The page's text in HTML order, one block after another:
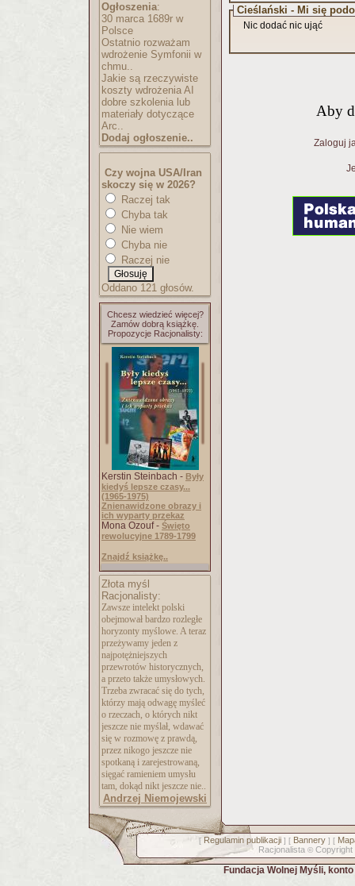
Ogłoszenia:
30 marca 1689r w
Polsce
Ostatnio rozważam
wdrożenie Symfonii w
chmu..
Jakie są rzeczywiste
koszty wdrożenia AI
dobre szkolenia lub
materiały dotyczące
Arc..
Dodaj ogłoszenie..
Czy wojna USA/Iran
skoczy się w 2026?
Raczej tak
Chyba tak
Nie wiem
Chyba nie
Raczej nie
Oddano 121 głosów.
Chcesz wiedzieć więcej?
Zamów dobrą książkę.
Propozycje Racjonalisty:
Kerstin Steinbach - Były
kiedyś lepsze czasy...
(1965-1975)
Znienawidzone obrazy i
ich wyparty przekaz
Mona Ozouf - Święto
rewolucyjne 1789-1799
Znajdź książkę..
Złota myśl
Racjonalisty:
Zawsze intelekt polski
obejmował bardzo rozległe
horyzonty myślowe. A teraz
przeżywamy jeden z
najpotężniejszych
przewrotów historycznych,
a przeto także umysłowych.
Trzeba zwracać się do tych,
którzy mają odwagę myśleć
o rzeczach, o których nikt
jeszcze nie myślał, wdawać
się w rozmowę z prawdą,
przez nikogo jeszcze nie
spotkaną i zarejestrowaną,
sięgać ramieniem umysłu
tam, dokąd nikt jeszcze nie..
Andrzej Niemojewski
Cieślański - Mi się
Nic dodać nic ująć
Aby
Zaloguj
[ Regulamin publikacji] [ Bannery] [
Racjonalista © Copyright
Fundacja Wolnej Myśli,